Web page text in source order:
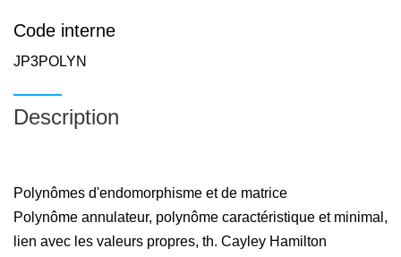
Code interne
JP3POLYN
Description
Polynômes d'endomorphisme et de matrice
Polynôme annulateur, polynôme caractéristique et minimal,
lien avec les valeurs propres, th. Cayley Hamilton